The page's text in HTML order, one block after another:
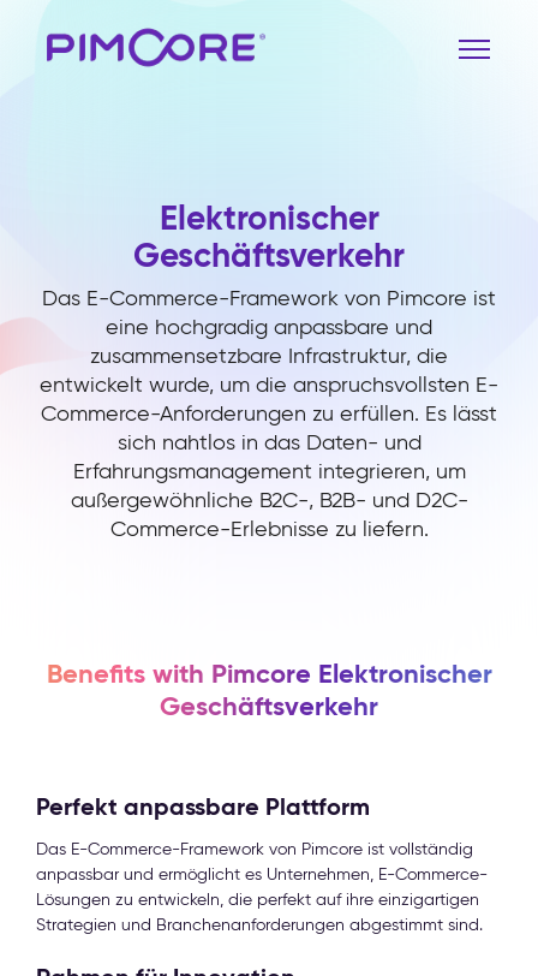
Elektronischer
Geschäftsverkehr
Das E-Commerce-Framework von Pimcore ist
eine hochgradig anpassbare und
zusammensetzbare Infrastruktur, die
entwickelt wurde, um die anspruchsvollsten E-
Commerce-Anforderungen zu erfüllen. Es lässt
sich nahtlos in das Daten- und
Erfahrungsmanagement integrieren, um
außergewöhnliche B2C-, B2B- und D2C-
Commerce-Erlebnisse zu liefern.
Benefits with Pimcore Elektronischer
Geschäftsverkehr
Perfekt anpassbare Plattform
Das E-Commerce-Framework von Pimcore ist vollständig
anpassbar und ermöglicht es Unternehmen, E-Commerce-
Lösungen zu entwickeln, die perfekt auf ihre einzigartigen
Strategien und Branchenanforderungen abgestimmt sind.